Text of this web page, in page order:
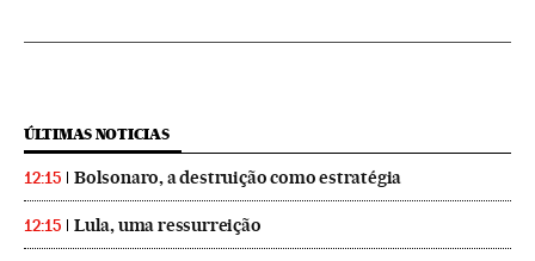
ÚLTIMAS NOTICIAS
12:15 Bolsonaro, a destruição como estratégia
12:15 Lula, uma ressurreição